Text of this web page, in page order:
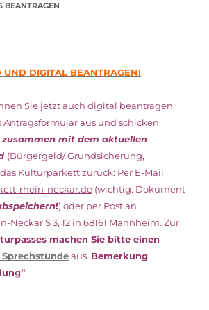
BEANTRAGEN
DIGITAL BEANTRAGEN!
Sie jetzt auch digital beantragen.
Antragsformular aus und schicken
zusammen mit dem aktuellen
(Bürgergeld/ Grundsicherung,
Kulturparkett zurück: Per E-Mail
rhein-neckar.de (wichtig: Dokument
!) oder per Post an
Neckar S 3, 12 in 68161 Mannheim. Zur
machen Sie bitte einen
aus. Bemerkung